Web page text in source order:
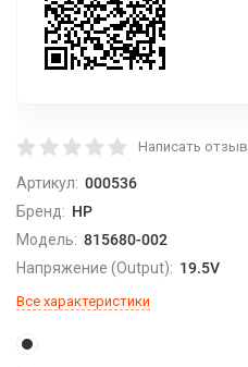
Написать отзыв
Артикул: 000536
Бренд: HP
Модель: 815680-002
Напряжение (Output): 19.5V
Все характеристики